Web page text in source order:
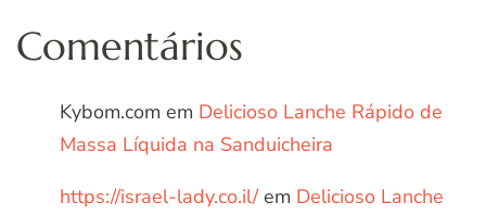
Comentários
Kybom.com em Delicioso Lanche Rápido de
Massa Líquida na Sanduicheira
https://israel-lady.co.il/em Delicioso Lanche